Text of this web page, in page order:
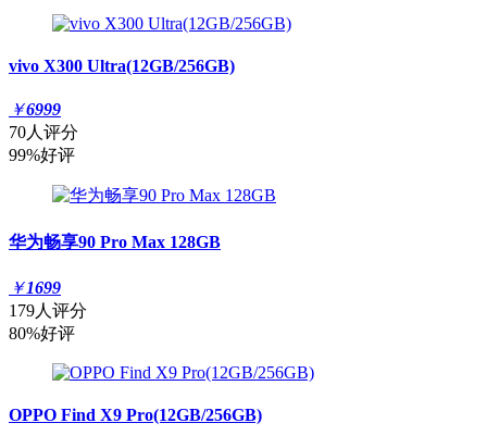
vivo X300 Ultra(12GB/256GB)
￥6999
70人评分
99%好评
华为畅享90 Pro Max 128GB
￥1699
179人评分
80%好评
OPPO Find X9 Pro(12GB/256GB)